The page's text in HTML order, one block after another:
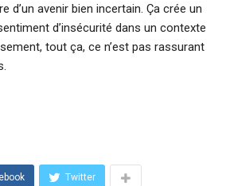
d’un avenir bien incertain. Ça crée un
d’insécurité dans un contexte
tout ça, ce n’est pas rassurant
Twitter